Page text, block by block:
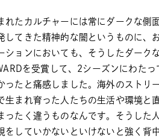
れたカルチャーには常にダークな側
してきた精神的な闇というものに、
ションにおいても、そうしたダーク
を受賞して、2シーズンにわた
ったと痛感しました。海外のストリ
生まれ育った人たちの生活や環境と
ったく違うものなんです。そうした
をしていかないといけないと強く背